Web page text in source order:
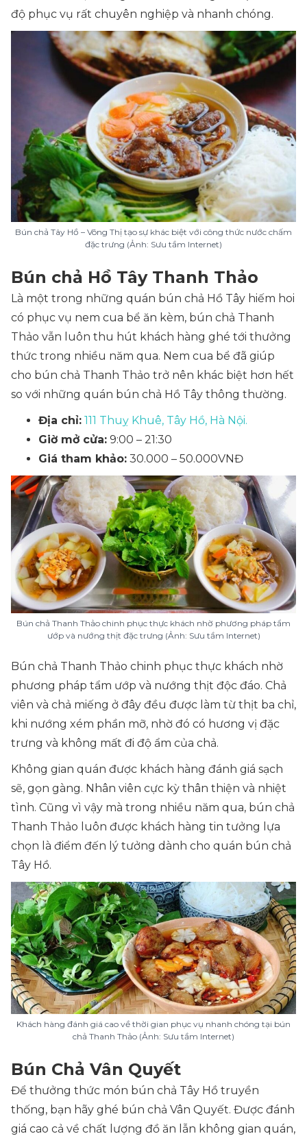
độ phục vụ rất chuyên nghiệp và nhanh chóng.
Bún chả Tây Hồ – Võng Thị tạo sự khác biệt với công thức nước chấm
đặc trưng (Ảnh: Sưu tầm Internet)
Bún chả Hồ Tây Thanh Thảo
Là một trong những quán bún chả Hồ Tây hiếm hoi
có phục vụ nem cua bể ăn kèm, bún chả Thanh
Thảo vẫn luôn thu hút khách hàng ghé tới thưởng
thức trong nhiều năm qua. Nem cua bể đã giúp
cho bún chả Thanh Thảo trở nên khác biệt hơn hết
so với những quán bún chả Hồ Tây thông thường.
Địa chỉ: 111 Thuỵ Khuê, Tây Hồ, Hà Nội.
Giờ mở cửa: 9:00 – 21:30
Giá tham khảo: 30.000 – 50.000VNĐ
Bún chả Thanh Thảo chinh phục thực khách nhờ phương pháp tẩm
ướp và nướng thịt đặc trưng (Ảnh: Sưu tầm Internet)
Bún chả Thanh Thảo chinh phục thực khách nhờ
phương pháp tẩm ướp và nướng thịt độc đáo. Chả
viên và chả miếng ở đây đều được làm từ thịt ba chỉ,
khi nướng xém phần mỡ, nhờ đó có hương vị đặc
trưng và không mất đi độ ẩm của chả.
Không gian quán được khách hàng đánh giá sạch
sẽ, gọn gàng. Nhân viên cực kỳ thân thiện và nhiệt
tình. Cũng vì vậy mà trong nhiều năm qua, bún chả
Thanh Thảo luôn được khách hàng tin tưởng lựa
chọn là điểm đến lý tưởng dành cho quán bún chả
Tây Hồ.
Khách hàng đánh giá cao về thời gian phục vụ nhanh chóng tại bún
chả Thanh Thảo (Ảnh: Sưu tầm Internet)
Bún Chả Vân Quyết
Để thưởng thức món bún chả Tây Hồ truyền
thống, bạn hãy ghé bún chả Vân Quyết. Được đánh
giá cao cả về chất lượng đồ ăn lẫn không gian quán,